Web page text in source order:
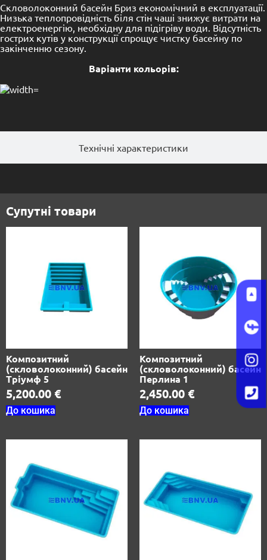
Технічні характеристики
Скловолоконний басейн Бриз економічний в експлуатації.
Низька теплопровідність біля стін чаші знижує витрати на
електроенергію, необхідну для підігріву води. Відсутність
гострих кутів у конструкції спрощує чистку басейну по
закінченню сезону.
Варiанти кольорiв:
Супутні товари
Композитний
(скловолоконний) басейн
Тріумф 5
5,200.00 €
До кошика
Композитний
(скловолоконний) басейн
Перлина 1
2,450.00 €
До кошика